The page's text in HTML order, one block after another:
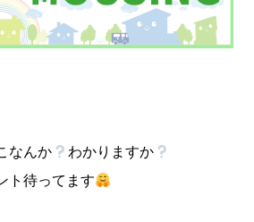
なんか
わかりますか
ト待ってます